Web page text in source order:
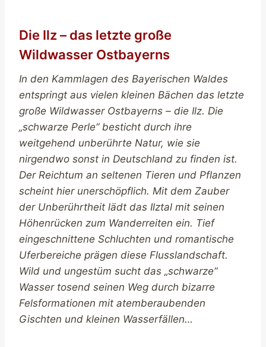
Die Ilz – das letzte große
Wildwasser Ostbayerns
In den Kammlagen des Bayerischen Waldes
entspringt aus vielen kleinen Bächen das letzte
große Wildwasser Ostbayerns – die Ilz. Die
„schwarze Perle“ besticht durch ihre
weitgehend unberührte Natur, wie sie
nirgendwo sonst in Deutschland zu finden ist.
Der Reichtum an seltenen Tieren und Pflanzen
scheint hier unerschöpflich. Mit dem Zauber
der Unberührtheit lädt das Ilztal mit seinen
Höhenrücken zum Wanderreiten ein. Tief
eingeschnittene Schluchten und romantische
Uferbereiche prägen diese Flusslandschaft.
Wild und ungestüm sucht das „schwarze“
Wasser tosend seinen Weg durch bizarre
Felsformationen mit atemberaubenden
Gischten und kleinen Wasserfällen…